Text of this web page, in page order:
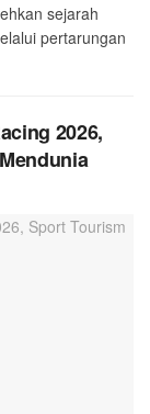
sejarah
pertarungan
2026,